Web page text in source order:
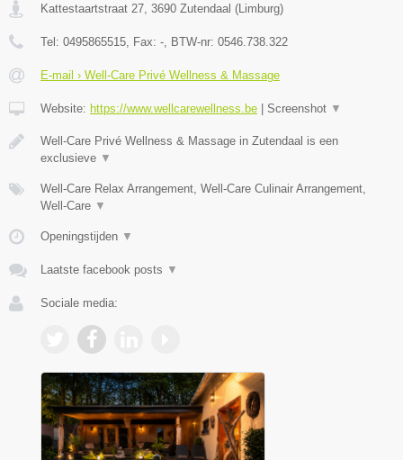
Kattestaartstraat 27 3690 Zutendaal (Limburg)
Tel: 0495865515 , Fax: - , BTW-nr: 0546.738.322
E-mail › Well-Care Privé Wellness & Massage
Website: https://www.wellcarewellness.be | Screenshot ▼
Well-Care Privé Wellness & Massage in Zutendaal is een
exclusieve ▼
Well-Care Relax Arrangement, Well-Care Culinair Arrangement,
Well-Care ▼
Openingstijden ▼
Laatste facebook posts ▼
Sociale media: